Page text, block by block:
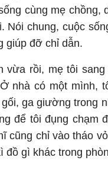
cùng mẹ chồng,
Nói chung, cuộc
giúp đỡ chỉ dẫn.
vừa rồi, mẹ tôi
nhà có một mình,
ga giường trong
để tôi đụng chạm
cũng chỉ vào tháo
đồ gì khác trong